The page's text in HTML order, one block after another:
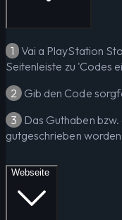
1 Vai a PlayStation
Seitenleiste zu 'Codes
2 Gib den Code
3 Das Guthaben
gutgeschrieben
Webseite